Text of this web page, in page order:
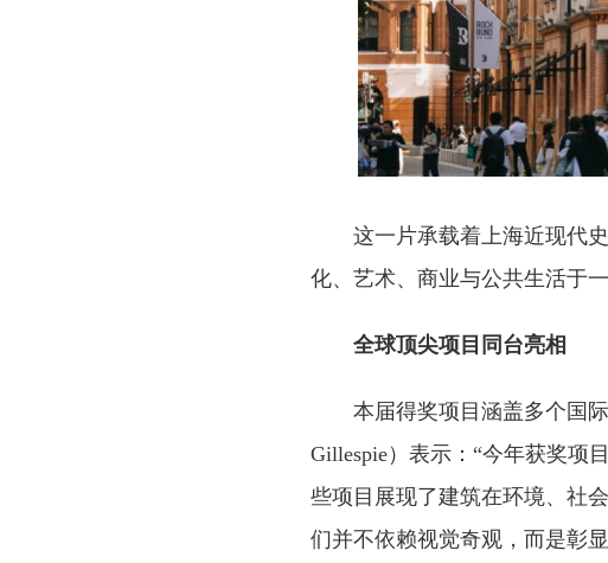
这一片承载着上海近现代
化、艺术、商业与公共生活于
全球顶尖项 目同台亮相
本届得奖项目涵盖多个国
Gillespie）表示：“今年获奖项
些项目展现了建筑在环境、社
们并不依赖视觉奇观，而是彰